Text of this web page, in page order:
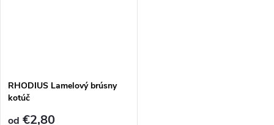
RHODIUS Lamelový brúsny
kotúč
od €2,80